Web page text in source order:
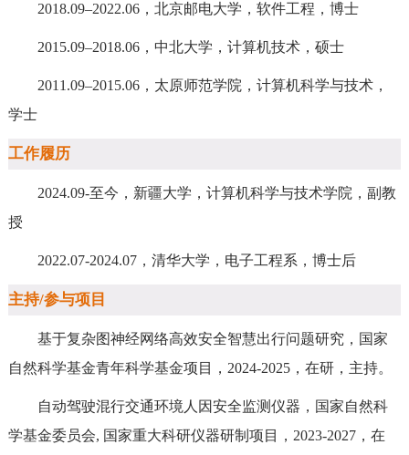
2018.09–2022.06，北京邮电大学，软件工程，博士
2015.09–2018.06，中北大学，计算机技术，硕士
2011.09–2015.06，太原师范学院，计算机科学与技术，
学士
工作履历
2024.09-至今，新疆大学，计算机科学与技术学院，副教
授
2022.07-2024.07，清华大学，电子工程系，博士后
主持/参与项目
基于复杂图神经网络高效安全智慧出行问题研究，国家
自然科学基金青年科学基金项目，2024-2025，在研，主持。
自动驾驶混行交通环境人因安全监测仪器，国家自然科
学基金委员会, 国家重大科研仪器研制项目，2023-2027，在